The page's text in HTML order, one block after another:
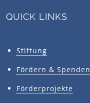
QUICK LINKS
Stiftung
Fördern & Spenden
Förderprojekte